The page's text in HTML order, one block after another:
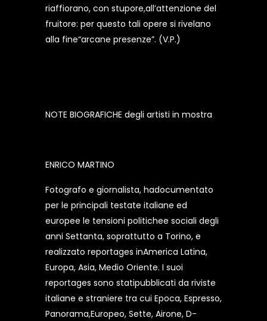
riaffiorano, con stupore,all’attenzione del
fruitore: per questo tali opere si rivelano
alla fine“arcane presenze”. (V.P.)
NOTE BIOGRAFICHE degli artisti in mostra
ENRICO MARTINO
Fotografo e giornalista, hadocumentato
per le principali testate italiane ed
europee le tensioni politichee sociali degli
anni Settanta, soprattutto a Torino, e
realizzato reportages inAmerica Latina,
Europa, Asia, Medio Oriente. I suoi
reportages sono statipubblicati da riviste
italiane e straniere tra cui Epoca, Espresso,
Panorama,Europeo, Sette, Airone, D-